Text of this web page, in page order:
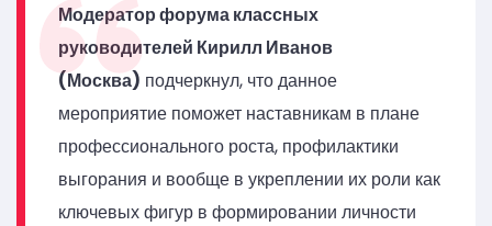
Модератор форума классных
руководителей Кирилл Иванов
(Москва) подчеркнул, что данное
мероприятие поможет наставникам в плане
профессионального роста, профилактики
выгорания и вообще в укреплении их роли как
ключевых фигур в формировании личности